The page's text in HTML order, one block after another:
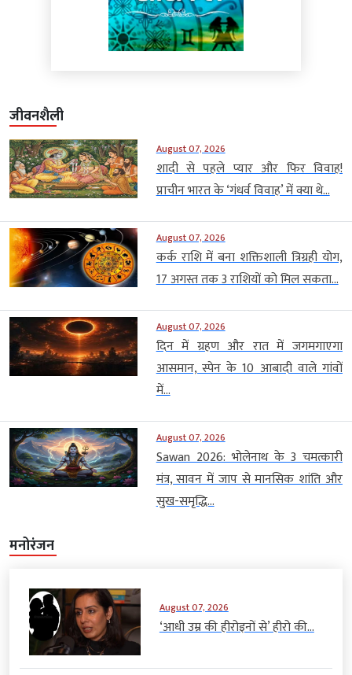
जीवनशैली
August 07, 2026
शादी से पहले प्यार और फिर विवाह!
प्राचीन भारत के ‘गंधर्व विवाह’ में क्या थे...
August 07, 2026
कर्क राशि में बना शक्तिशाली त्रिग्रही योग,
17 अगस्त तक 3 राशियों को मिल सकता...
August 07, 2026
दिन में ग्रहण और रात में जगमगाएगा
आसमान, स्पेन के 10 आबादी वाले गांवों
में...
August 07, 2026
Sawan 2026: भोलेनाथ के 3 चमत्कारी
मंत्र, सावन में जाप से मानसिक शांति और
सुख-समृद्धि...
मनोरंजन
August 07, 2026
‘आधी उम्र की हीरोइनों से’ हीरो की...